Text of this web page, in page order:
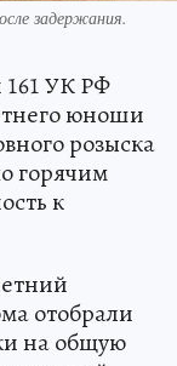
задержания.
161 УК РФ
юноши
розыска
горячим
к
отобрали
на общую